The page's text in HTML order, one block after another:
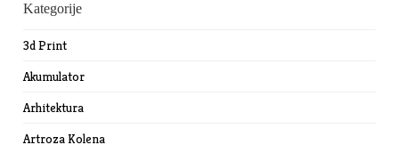
Kategorije
3d Print
Akumulator
Arhitektura
Artroza Kolena